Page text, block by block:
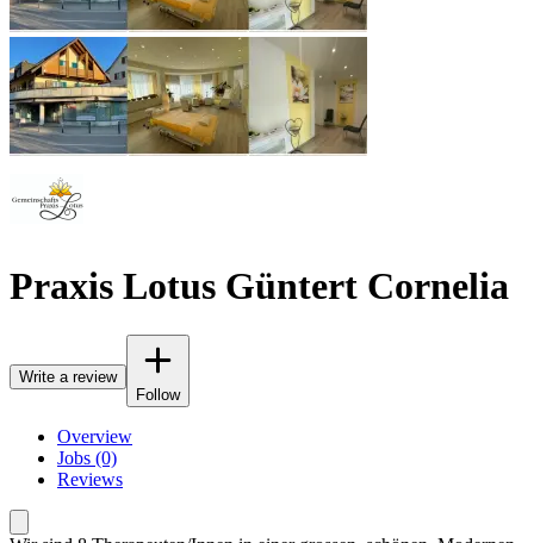
Praxis Lotus Güntert Cornelia
Write a review
Follow
Overview
Jobs (0)
Reviews